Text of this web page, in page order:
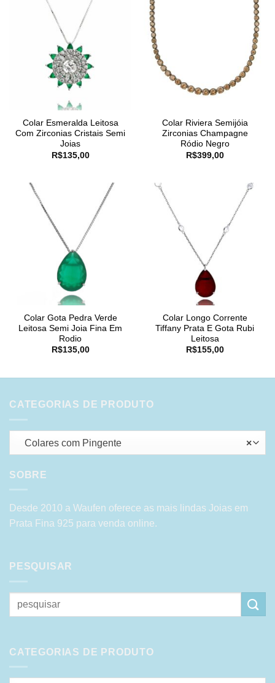
Colar Esmeralda Leitosa
Com Zirconias Cristais Semi
Joias
R$135,00
Colar Riviera Semijóia
Zirconias Champagne
Ródio Negro
R$399,00
Colar Gota Pedra Verde
Leitosa Semi Joia Fina Em
Rodio
R$135,00
Colar Longo Corrente
Tiffany Prata E Gota Rubi
Leitosa
R$155,00
CATEGORIAS DE PRODUTO
×
Colares com Pingente
SOBRE
Desde 2010 a Waufen oferece as mais lindas Joias em
Prata Fina 925 para venda online.
PESQUISAR
Pesquisar
por:
CATEGORIAS DE PRODUTO